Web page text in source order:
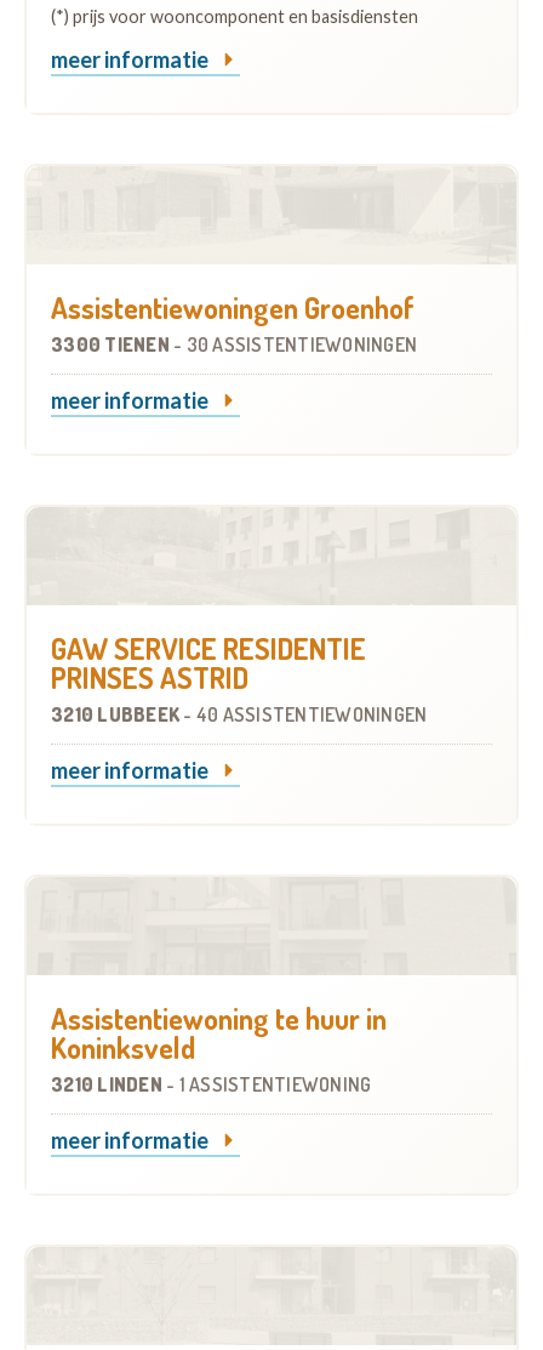
(*) prijs voor wooncomponent en basisdiensten
meer informatie
Assistentiewoningen Groenhof
3300 TIENEN - 30 ASSISTENTIEWONINGEN
meer informatie
GAW SERVICE RESIDENTIE
PRINSES ASTRID
3210 LUBBEEK- 40 ASSISTENTIEWONINGEN
meer informatie
Assistentiewoning te huur in
Koninksveld
3210 LINDEN - 1 ASSISTENTIEWONING
meer informatie